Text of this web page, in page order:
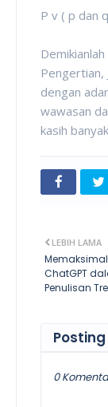
P v ( p dan
Pengertian,
dengan
wawasan
kasih
LEBIH LAMA
ChatGPT
Penulisan
0